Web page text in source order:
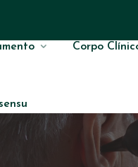
Corpo